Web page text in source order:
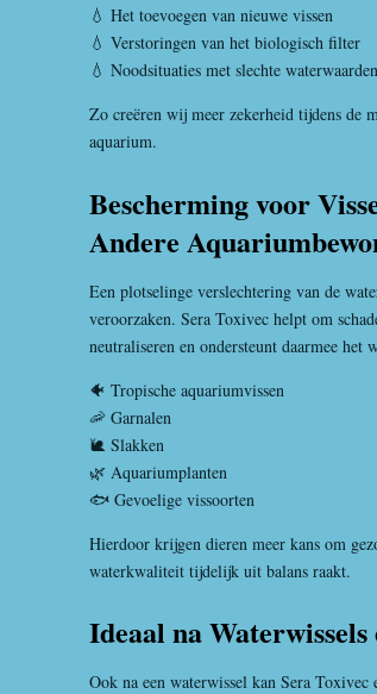
💧 Het toevoegen van nieuwe vissen
💧 Verstoringen van het biologisch filter
💧 Noodsituaties met slechte waterwaarden
Zo creëren wij meer zekerheid tijdens de
aquarium.
Bescherming voor
Andere
Een plotselinge verslechtering van de
veroorzaken. Sera Toxivec helpt om
neutraliseren en ondersteunt daarmee het
🐠 Tropische aquariumvissen
🦐 Garnalen
🐌 Slakken
🌿 Aquariumplanten
🐟 Gevoelige vissoorten
Hierdoor krijgen dieren meer kans om
waterkwaliteit tijdelijk uit balans raakt.
Ideaal na
Ook na een waterwissel kan Sera